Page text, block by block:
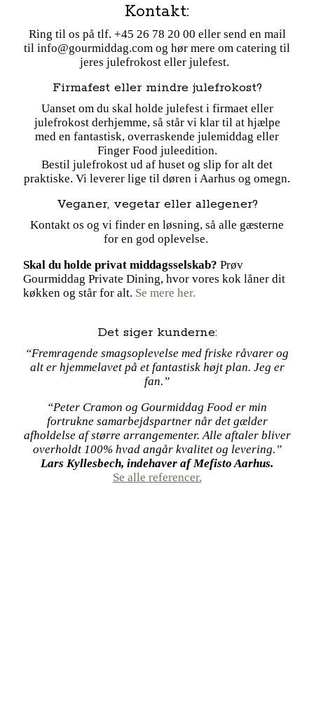
Kontakt:
Ring til os på tlf. +45 26 78 20 00 eller send en mail
til info@gourmiddag.com og hør mere om catering til
jeres julefrokost eller julefest.
Firmafest eller mindre julefrokost?
Uanset om du skal holde julefest i firmaet eller
julefrokost derhjemme, så står vi klar til at hjælpe
med en fantastisk, overraskende julemiddag eller
Finger Food juleedition.
Bestil julefrokost ud af huset og slip for alt det
praktiske. Vi leverer lige til døren i Aarhus og omegn.
Veganer, vegetar eller allegener?
Kontakt os og vi finder en løsning, så alle gæsterne
for en god oplevelse.
Skal du holde privat middagsselskab? Prøv
Gourmiddag Private Dining, hvor vores kok låner dit
køkken og står for alt. Se mere her.
Det siger kunderne:
“Fremragende smagsoplevelse med friske råvarer og
alt er hjemmelavet på et fantastisk højt plan. Jeg er
fan.”
“Peter Cramon og Gourmiddag Food er min
fortrukne samarbejdspartner når det gælder
afholdelse af større arrangementer. Alle aftaler bliver
overholdt 100% hvad angår kvalitet og levering.”
Lars Kyllesbech, indehaver af Mefisto Aarhus.
Se alle referencer.